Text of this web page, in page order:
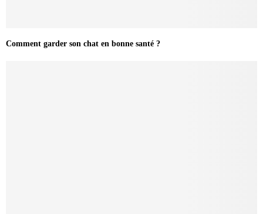
Comment garder son chat en bonne santé ?